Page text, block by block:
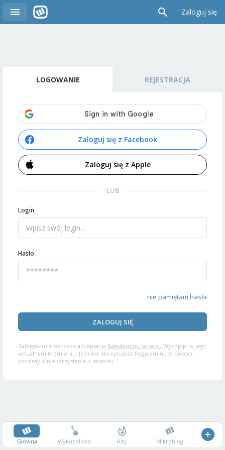
Zaloguj się
LOGOWANIE REJESTRACJA
Zaloguj się z Facebook
Zaloguj się z Apple
LUB
Login
Hasło
nie pamiętam hasła
ZALOGUJ SIĘ
Zalogowanie oznacza akceptację Regulaminu serwisu Wykop.pl w jego
aktualnym brzmieniu. Jeśli nie akceptujesz Regulaminu w całości,
prosimy o niekorzystanie z serwisu.
Główna Wykopalisko Hity Mikroblog